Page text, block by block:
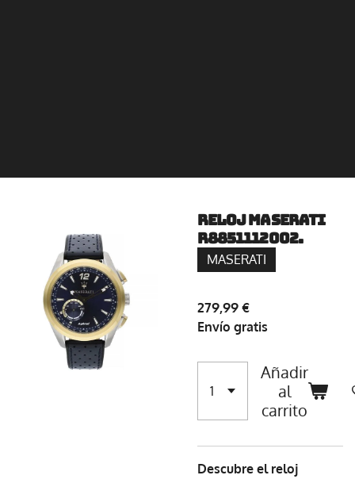
RELOJ MASERATI
R8851112002.
MASERATI
279,99 €
Envío gratis
Añadir
al
carrito
Descubre el reloj